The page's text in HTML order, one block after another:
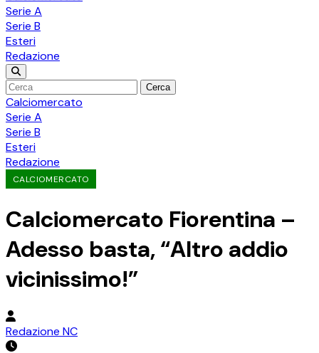
Serie A
Serie B
Esteri
Redazione
Cerca
Calciomercato
Serie A
Serie B
Esteri
Redazione
CALCIOMERCATO
Calciomercato Fiorentina –
Adesso basta, “Altro addio
vicinissimo!”
Redazione NC